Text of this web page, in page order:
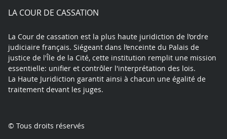
LA COUR DE CASSATION
La Cour de cassation est la plus haute juridiction de l’ordre
judiciaire français. Siégeant dans l’enceinte du Palais de
justice de l'Île de la Cité, cette institution remplit une mission
essentielle: unifier et contrôler l'interprétation des lois.
La Haute Juridiction garantit ainsi à chacun une égalité de
traitement devant les juges.
© Tous droits réservés